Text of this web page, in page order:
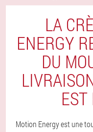
LA
ENERGY
DU
Motion Energy est une